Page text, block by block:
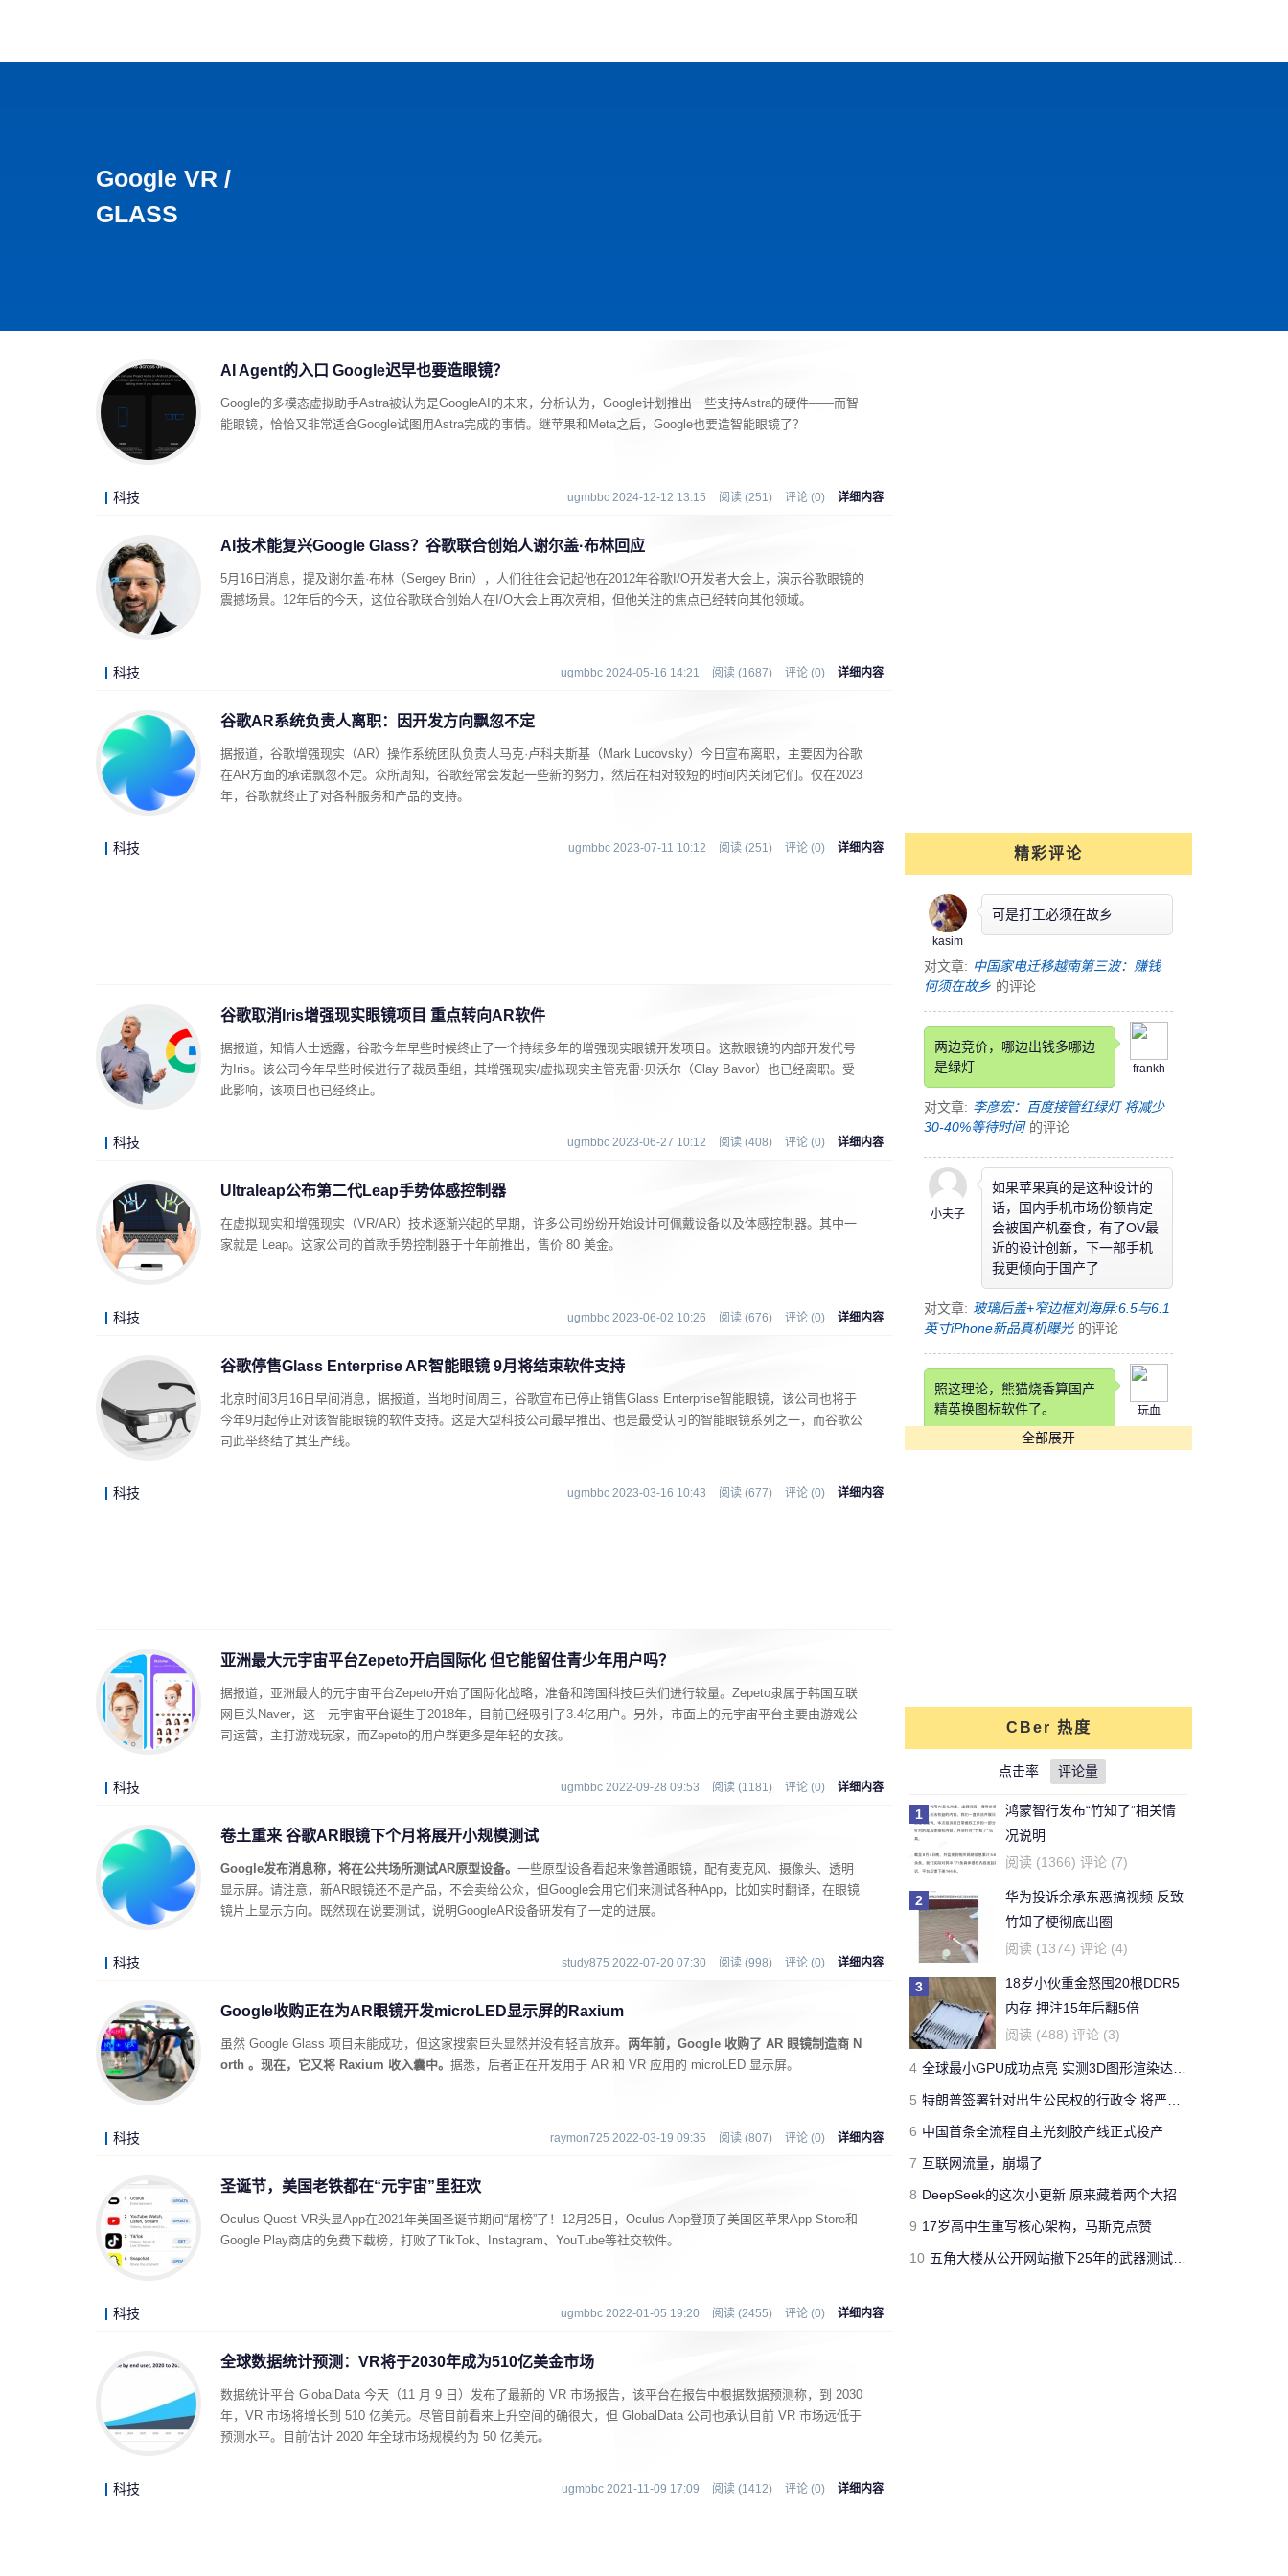
Google VR /
GLASS
AI Agent的入口 Google迟早也要造眼镜？
Google的多模态虚拟助手Astra被认为是GoogleAI的未来，分析认为，Google计划推出一些支持Astra的硬件——而智
能眼镜，恰恰又非常适合Google试图用Astra完成的事情。继苹果和Meta之后，Google也要造智能眼镜了？
科技 ugmbbc 2024-12-12 13:15 阅读 (251) 评论 (0) 详细内容
AI技术能复兴Google Glass？谷歌联合创始人谢尔盖·布林回应
5月16日消息，提及谢尔盖·布林（Sergey Brin），人们往往会记起他在2012年谷歌I/O开发者大会上，演示谷歌眼镜的
震撼场景。12年后的今天，这位谷歌联合创始人在I/O大会上再次亮相，但他关注的焦点已经转向其他领域。
科技 ugmbbc 2024-05-16 14:21 阅读 (1687) 评论 (0) 详细内容
谷歌AR系统负责人离职：因开发方向飘忽不定
据报道，谷歌增强现实（AR）操作系统团队负责人马克·卢科夫斯基（Mark Lucovsky）今日宣布离职，主要因为谷歌
在AR方面的承诺飘忽不定。众所周知，谷歌经常会发起一些新的努力，然后在相对较短的时间内关闭它们。仅在2023
年，谷歌就终止了对各种服务和产品的支持。
科技 ugmbbc 2023-07-11 10:12 阅读 (251) 评论 (0) 详细内容
谷歌取消Iris增强现实眼镜项目 重点转向AR软件
据报道，知情人士透露，谷歌今年早些时候终止了一个持续多年的增强现实眼镜开发项目。这款眼镜的内部开发代号
为Iris。该公司今年早些时候进行了裁员重组，其增强现实/虚拟现实主管克雷·贝沃尔（Clay Bavor）也已经离职。受
此影响，该项目也已经终止。
科技 ugmbbc 2023-06-27 10:12 阅读 (408) 评论 (0) 详细内容
Ultraleap公布第二代Leap手势体感控制器
在虚拟现实和增强现实（VR/AR）技术逐渐兴起的早期，许多公司纷纷开始设计可佩戴设备以及体感控制器。其中一
家就是 Leap。这家公司的首款手势控制器于十年前推出，售价 80 美金。
科技 ugmbbc 2023-06-02 10:26 阅读 (676) 评论 (0) 详细内容
谷歌停售Glass Enterprise AR智能眼镜 9月将结束软件支持
北京时间3月16日早间消息，据报道，当地时间周三，谷歌宣布已停止销售Glass Enterprise智能眼镜，该公司也将于
今年9月起停止对该智能眼镜的软件支持。这是大型科技公司最早推出、也是最受认可的智能眼镜系列之一，而谷歌公
司此举终结了其生产线。
科技 ugmbbc 2023-03-16 10:43 阅读 (677) 评论 (0) 详细内容
亚洲最大元宇宙平台Zepeto开启国际化 但它能留住青少年用户吗？
据报道，亚洲最大的元宇宙平台Zepeto开始了国际化战略，准备和跨国科技巨头们进行较量。Zepeto隶属于韩国互联
网巨头Naver，这一元宇宙平台诞生于2018年，目前已经吸引了3.4亿用户。另外，市面上的元宇宙平台主要由游戏公
司运营，主打游戏玩家，而Zepeto的用户群更多是年轻的女孩。
科技 ugmbbc 2022-09-28 09:53 阅读 (1181) 评论 (0) 详细内容
卷土重来 谷歌AR眼镜下个月将展开小规模测试
Google发布消息称，将在公共场所测试AR原型设备。 一些原型设备看起来像普通眼镜，配有麦克风、摄像头、透明
显示屏。请注意，新AR眼镜还不是产品，不会卖给公众，但Google会用它们来测试各种App，比如实时翻译，在眼镜
镜片上显示方向。既然现在说要测试，说明GoogleAR设备研发有了一定的进展。
科技 study875 2022-07-20 07:30 阅读 (998) 评论 (0) 详细内容
Google收购正在为AR眼镜开发microLED显示屏的Raxium
虽然 Google Glass 项目未能成功，但这家搜索巨头显然并没有轻言放弃。 两年前，Google 收购了 AR 眼镜制造商 N
orth 。现在，它又将 Raxium 收入囊中。 据悉，后者正在开发用于 AR 和 VR 应用的 microLED 显示屏。
科技 raymon725 2022-03-19 09:35 阅读 (807) 评论 (0) 详细内容
圣诞节，美国老铁都在“元宇宙”里狂欢
Oculus Quest VR头显App在2021年美国圣诞节期间“屠榜”了！12月25日，Oculus App登顶了美国区苹果App Store和
Google Play商店的免费下载榜，打败了TikTok、Instagram、YouTube等社交软件。
科技 ugmbbc 2022-01-05 19:20 阅读 (2455) 评论 (0) 详细内容
全球数据统计预测：VR将于2030年成为510亿美金市场
数据统计平台 GlobalData 今天（11 月 9 日）发布了最新的 VR 市场报告，该平台在报告中根据数据预测称，到 2030
年，VR 市场将增长到 510 亿美元。尽管目前看来上升空间的确很大，但 GlobalData 公司也承认目前 VR 市场远低于
预测水平。目前估计 2020 年全球市场规模约为 50 亿美元。
科技 ugmbbc 2021-11-09 17:09 阅读 (1412) 评论 (0) 详细内容
精彩评论
kasim
可是打工必须在故乡
对文章: 中国家电迁移越南第三波：赚钱
何须在故乡 的评论
frankh
两边竞价，哪边出钱多哪边
是绿灯
对文章: 李彦宏：百度接管红绿灯 将减少
30-40%等待时间 的评论
小夫子
如果苹果真的是这种设计的
话，国内手机市场份额肯定
会被国产机蚕食，有了OV最
近的设计创新，下一部手机
我更倾向于国产了
对文章: 玻璃后盖+窄边框刘海屏:6.5与6.1
英寸iPhone新品真机曝光 的评论
玩血
照这理论，熊猫烧香算国产
精英换图标软件了。
对文章: 快压发布告用户书 称国产软件生
了。。。。
对文章: 你还能活多久？这个寿命计算器
可以给出答案 的评论
牛天王
刚看完王老吉的贴，刚下的
结论，老鼠实验不适用于
人。
对文章: 吃胖算我输 华人学者今日带来减
肥新思路
的评论
Yeb123
开了一年了，操控很好 -
Forza Horizon 3 用户
对文章: 全球最快量产SUV兰博基尼Urus
正式发布 中国售价313万 的评论
jimmyfluore
国有国法，咖有咖规
玩家网吧玩《绝地求生：大逃
杀》开挂被制裁 网管无限重启其电脑
的
评论
全部展开
CBer 热度
点击率 评论量
1
鸿蒙智行发布“竹知了”相关情
况说明
阅读 (1366) 评论 (7)
2
华为投诉余承东恶搞视频 反致
竹知了梗彻底出圈
阅读 (1374) 评论 (4)
3
18岁小伙重金怒囤20根DDR5
内存 押注15年后翻5倍
阅读 (488) 评论 (3)
4 全球最小GPU成功点亮 实测3D图形渲染达15帧
5 特朗普签署针对出生公民权的行政令 将严厉打击“生育旅游”
6 中国首条全流程自主光刻胶产线正式投产
7 互联网流量，崩塌了
8 DeepSeek的这次小更新 原来藏着两个大招
9 17岁高中生重写核心架构，马斯克点赞
10 五角大楼从公开网站撤下25年的武器测试报告 担心对手借AI挖掘漏洞